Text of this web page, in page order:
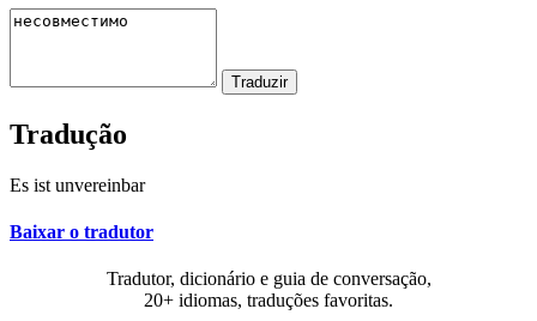
Tradução
Es ist unvereinbar
Baixar o tradutor
Tradutor, dicionário e guia de conversação,
20+ idiomas, traduções favoritas.